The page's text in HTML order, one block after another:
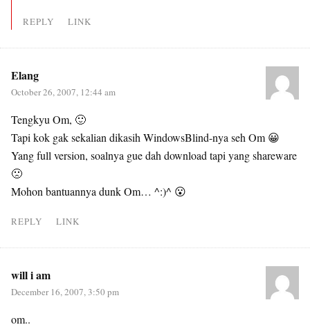
REPLY LINK
Elang
October 26, 2007, 12:44 am
Tengkyu Om, 🙂
Tapi kok gak sekalian dikasih WindowsBlind-nya seh Om 😀
Yang full version, soalnya gue dah download tapi yang shareware
🙁
Mohon bantuannya dunk Om… ^:)^ 😮
REPLY LINK
will i am
December 16, 2007, 3:50 pm
om..